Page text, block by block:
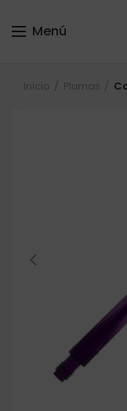
Menú
Inicio Plumas